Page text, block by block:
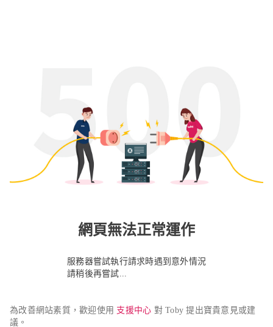
網頁無法正常運作
服務器嘗試執行請求時遇到意外情況
請稍後再嘗試...
為改善網站素質，歡迎使用 支援中心 對 Toby 提出寶貴意見或建
議。